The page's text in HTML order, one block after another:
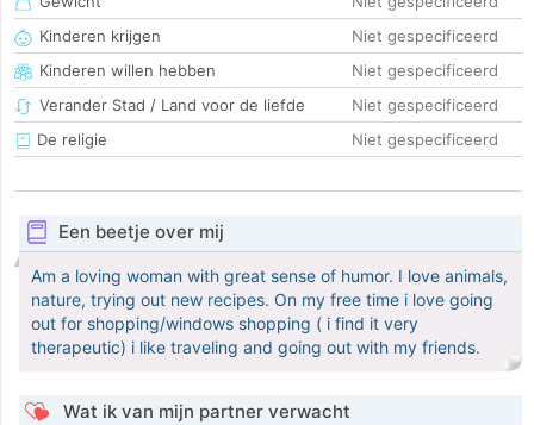
Kinderen krijgen
Niet gespecificeerd
Kinderen willen hebben
Niet gespecificeerd
Verander Stad / Land voor de liefde
Niet gespecificeerd
De religie
Niet gespecificeerd
Een beetje over mij
Am a loving woman with great sense of humor. I love animals,
nature, trying out new recipes. On my free time i love going
out for shopping/windows shopping ( i find it very
therapeutic) i like traveling and going out with my friends.
Wat ik van mijn partner verwacht